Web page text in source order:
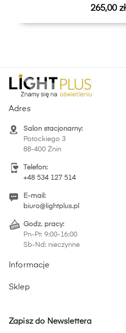
Cena
265,00 zł
Adres
Salon stacjonarny:
Potockiego 3
88-400 Żnin
Telefon:
+48 534 127 514
E-mail:
biuro@lightplus.pl
Godz. pracy:
Pn-Pt: 9:00-16:00
Sb-Nd: nieczynne
Informacje
Sklep
Zapisz do Newslettera